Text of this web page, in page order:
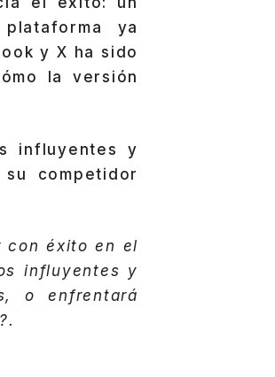
ya
y X ha sido
la versión
influyentes y
competidor
con éxito en el
influyentes y
o enfrentará